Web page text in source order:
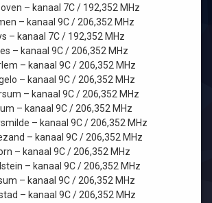
– kanaal 7C / 192,352 MHz
– kanaal 9C / 206,352 MHz
– kanaal 7C / 192,352 MHz
– kanaal 9C / 206,352 MHz
– kanaal 9C / 206,352 MHz
– kanaal 9C / 206,352 MHz
– kanaal 9C / 206,352 MHz
– kanaal 9C / 206,352 MHz
– kanaal 9C / 206,352 MHz
– kanaal 9C / 206,352 MHz
– kanaal 9C / 206,352 MHz
– kanaal 9C / 206,352 MHz
– kanaal 9C / 206,352 MHz
– kanaal 9C / 206,352 MHz